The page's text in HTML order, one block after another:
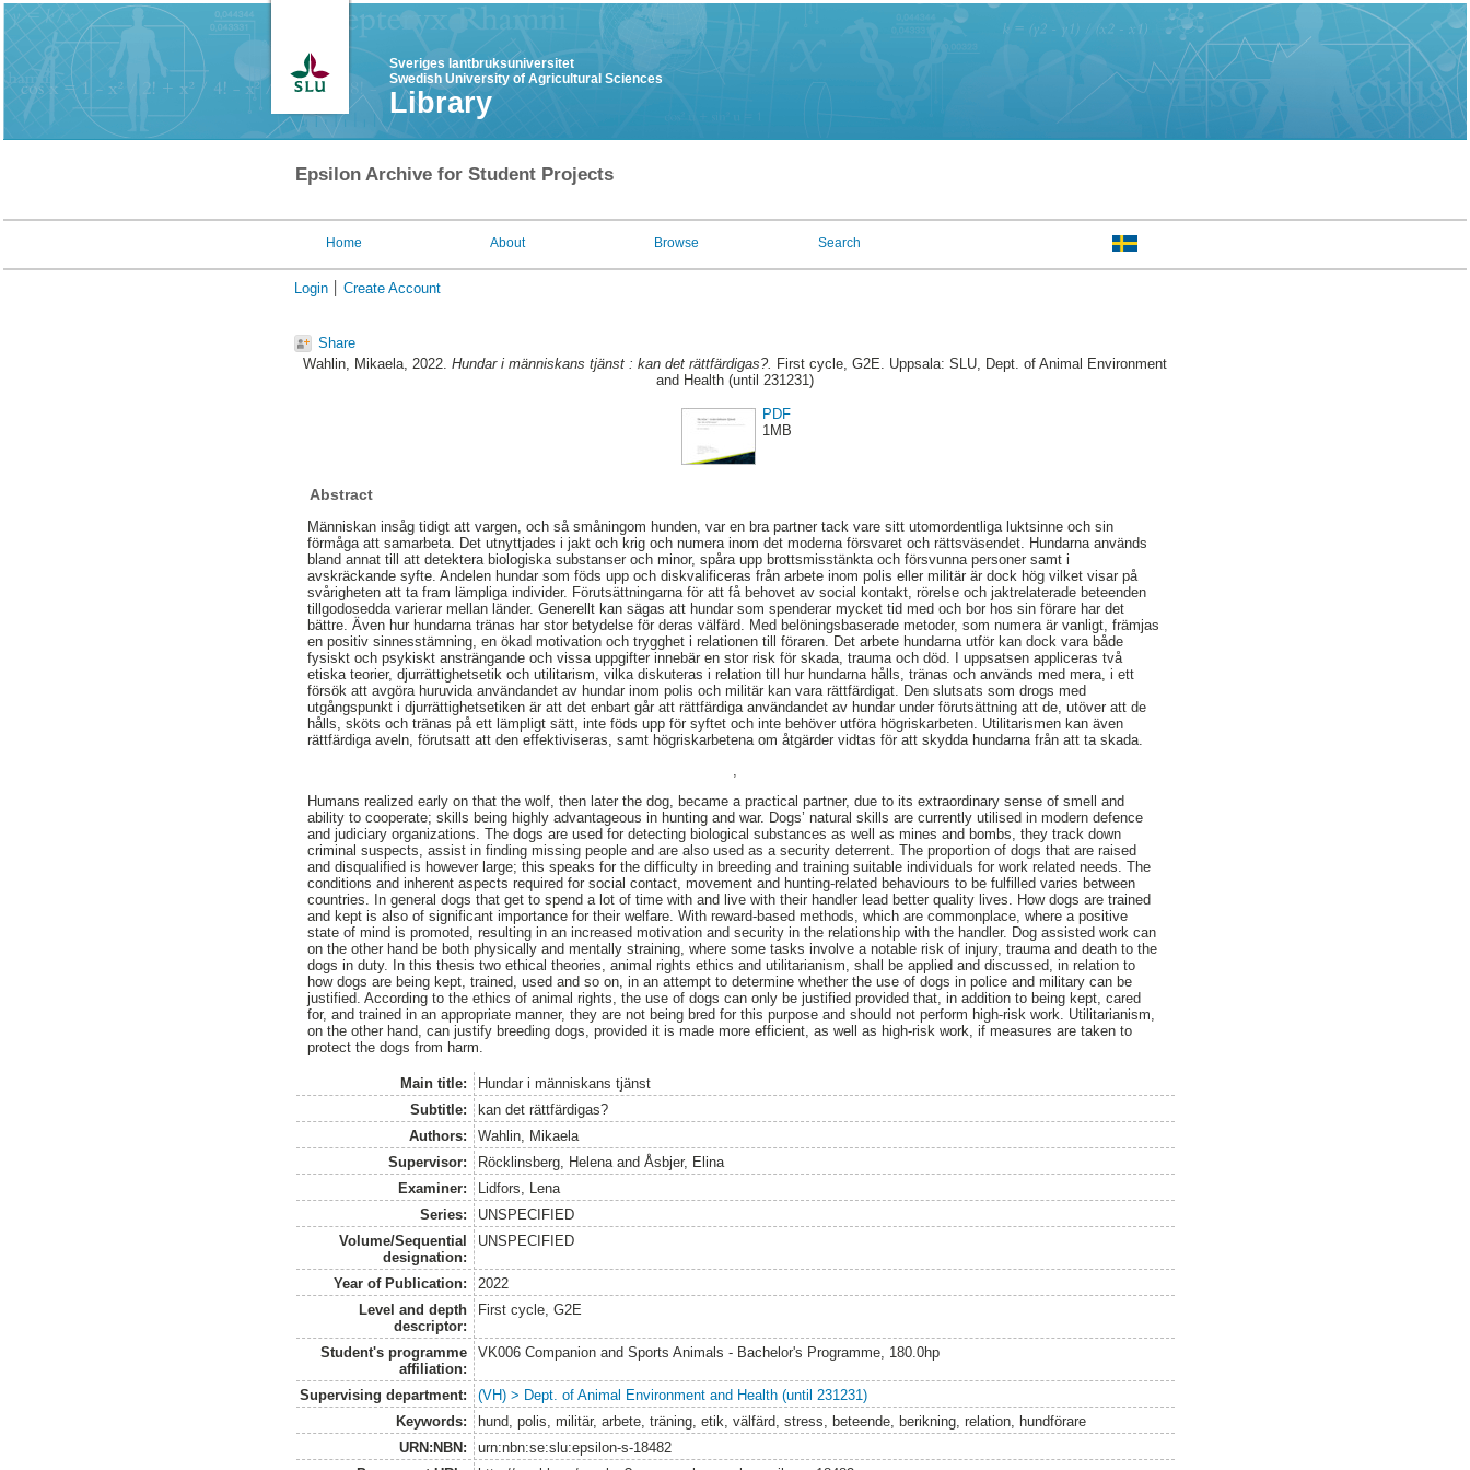
Sveriges lantbruksuniversitet
Swedish University of Agricultural Sciences
Library
Epsilon Archive for Student Projects
Home About Browse Search
Login Create Account
Share
Wahlin, Mikaela, 2022. Hundar i människans tjänst : kan det rättfärdigas?. First cycle, G2E. Uppsala: SLU, Dept. of Animal Environment
and Health (until 231231)
PDF
1MB
Abstract
Människan insåg tidigt att vargen, och så småningom hunden, var en bra partner tack vare sitt utomordentliga luktsinne och sin
förmåga att samarbeta. Det utnyttjades i jakt och krig och numera inom det moderna försvaret och rättsväsendet. Hundarna används
bland annat till att detektera biologiska substanser och minor, spåra upp brottsmisstänkta och försvunna personer samt i
avskräckande syfte. Andelen hundar som föds upp och diskvalificeras från arbete inom polis eller militär är dock hög vilket visar på
svårigheten att ta fram lämpliga individer. Förutsättningarna för att få behovet av social kontakt, rörelse och jaktrelaterade beteenden
tillgodosedda varierar mellan länder. Generellt kan sägas att hundar som spenderar mycket tid med och bor hos sin förare har det
bättre. Även hur hundarna tränas har stor betydelse för deras välfärd. Med belöningsbaserade metoder, som numera är vanligt, främjas
en positiv sinnesstämning, en ökad motivation och trygghet i relationen till föraren. Det arbete hundarna utför kan dock vara både
fysiskt och psykiskt ansträngande och vissa uppgifter innebär en stor risk för skada, trauma och död. I uppsatsen appliceras två
etiska teorier, djurrättighetsetik och utilitarism, vilka diskuteras i relation till hur hundarna hålls, tränas och används med mera, i ett
försök att avgöra huruvida användandet av hundar inom polis och militär kan vara rättfärdigat. Den slutsats som drogs med
utgångspunkt i djurrättighetsetiken är att det enbart går att rättfärdiga användandet av hundar under förutsättning att de, utöver att de
hålls, sköts och tränas på ett lämpligt sätt, inte föds upp för syftet och inte behöver utföra högriskarbeten. Utilitarismen kan även
rättfärdiga aveln, förutsatt att den effektiviseras, samt högriskarbetena om åtgärder vidtas för att skydda hundarna från att ta skada.
Humans realized early on that the wolf, then later the dog, became a practical partner, due to its extraordinary sense of smell and
ability to cooperate; skills being highly advantageous in hunting and war. Dogs’ natural skills are currently utilised in modern defence
and judiciary organizations. The dogs are used for detecting biological substances as well as mines and bombs, they track down
criminal suspects, assist in finding missing people and are also used as a security deterrent. The proportion of dogs that are raised
and disqualified is however large; this speaks for the difficulty in breeding and training suitable individuals for work related needs. The
conditions and inherent aspects required for social contact, movement and hunting-related behaviours to be fulfilled varies between
countries. In general dogs that get to spend a lot of time with and live with their handler lead better quality lives. How dogs are trained
and kept is also of significant importance for their welfare. With reward-based methods, which are commonplace, where a positive
state of mind is promoted, resulting in an increased motivation and security in the relationship with the handler. Dog assisted work can
on the other hand be both physically and mentally straining, where some tasks involve a notable risk of injury, trauma and death to the
dogs in duty. In this thesis two ethical theories, animal rights ethics and utilitarianism, shall be applied and discussed, in relation to
how dogs are being kept, trained, used and so on, in an attempt to determine whether the use of dogs in police and military can be
justified. According to the ethics of animal rights, the use of dogs can only be justified provided that, in addition to being kept, cared
for, and trained in an appropriate manner, they are not being bred for this purpose and should not perform high-risk work. Utilitarianism,
on the other hand, can justify breeding dogs, provided it is made more efficient, as well as high-risk work, if measures are taken to
protect the dogs from harm.
Main title:
Hundar i människans tjänst
Subtitle:
kan det rättfärdigas?
Authors:
Wahlin, Mikaela
Supervisor:
Röcklinsberg, Helenaand Åsbjer, Elina
Examiner:
Lidfors, Lena
Series:
UNSPECIFIED
Volume/Sequential
designation:
UNSPECIFIED
Year of Publication:
2022
Level and depth
descriptor:
First cycle, G2E
Student's programme
affiliation:
VK006 Companion and Sports Animals - Bachelor's Programme, 180.0hp
Supervising department:
(VH) > Dept. of Animal Environment and Health (until 231231)
Keywords:
hund, polis, militär, arbete, träning, etik, välfärd, stress, beteende, berikning, relation, hundförare
URN:NBN:
urn:nbn:se:slu:epsilon-s-18482